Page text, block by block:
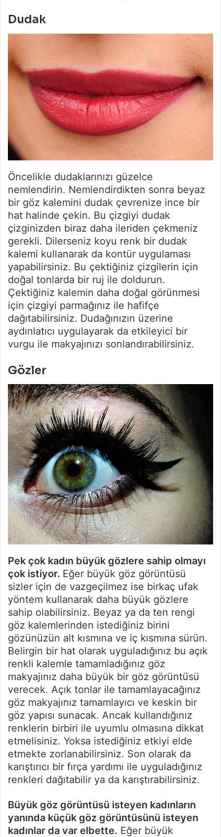
Dudak
Öncelikle dudaklarınızı güzelce
nemlendirin. Nemlendirdikten sonra beyaz
bir göz kalemini dudak çevrenize ince bir
hat halinde çekin. Bu çizgiyi dudak
çizginizden biraz daha ileriden çekmeniz
gerekli. Dilerseniz koyu renk bir dudak
kalemi kullanarak da kontür uygulaması
yapabilirsiniz. Bu çektiğiniz çizgilerin için
doğal tonlarda bir ruj ile doldurun.
Çektiğiniz kalemin daha doğal görünmesi
için çizgiyi parmağınız ile hafifçe
dağıtabilirsiniz. Dudağınızın üzerine
aydınlatıcı uygulayarak da etkileyici bir
vurgu ile makyajınızı sonlandırabilirsiniz.
Gözler
Pek çok kadın büyük gözlere sahip olmayı
çok istiyor. Eğer büyük göz görüntüsü
sizler için de vazgeçilmez ise birkaç ufak
yöntem kullanarak daha büyük gözlere
sahip olabilirsiniz. Beyaz ya da ten rengi
göz kalemlerinden istediğiniz birini
gözünüzün alt kısmına ve iç kısmına sürün.
Belirgin bir hat olarak uyguladığınız bu açık
renkli kalemle tamamladığınız göz
makyajınız daha büyük bir göz görüntüsü
verecek. Açık tonlar ile tamamlayacağınız
göz makyajınız tamamlayıcı ve keskin bir
göz yapısı sunacak. Ancak kullandığınız
renklerin birbiri ile uyumlu olmasına dikkat
etmelisiniz. Yoksa istediğiniz etkiyi elde
etmekte zorlanabilirsiniz. Son olarak da
karıştırıcı bir fırça yardımı ile uyguladığınız
renkleri dağıtabilir ya da karıştırabilirsiniz.
Büyük göz görüntüsü isteyen kadınların
yanında küçük göz görüntüsünü isteyen
kadınlar da var elbette. Eğer büyük